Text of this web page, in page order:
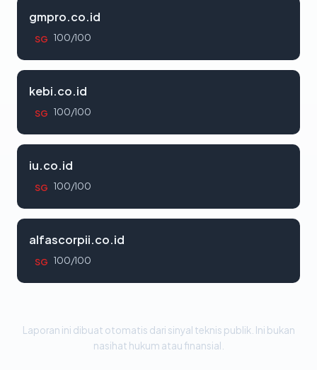
gmpro.co.id
SG 100/100
kebi.co.id
SG 100/100
iu.co.id
SG 100/100
alfascorpii.co.id
SG 100/100
Laporan ini dibuat otomatis dari sinyal teknis publik. Ini bukan
nasihat hukum atau finansial.